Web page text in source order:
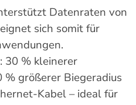
Datenraten von
sich somit für
30 % kleinerer
% größerer Biegeradius
Kabel – ideal für